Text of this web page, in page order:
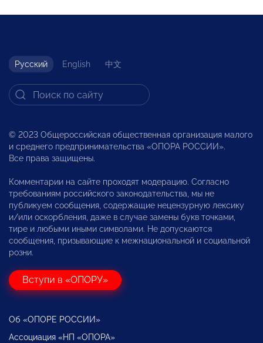
Русский English 中文
© 2023 Общероссийская общественная организация малого
и среднего предпринимательства «ОПОРА РОССИИ».
Все права защищены.
Комментарии на сайте проходят модерацию. Согласно
требованиям российского законодательства, мы не
публикуем сообщения, содержащие нецензурную лексику
и/или оскорбления, даже в случае замены букв точками,
тире и любыми иными символами. Не допускаются
сообщения, призывающие к межнациональной и социальной
розни.
Вступи в «ОПОРУ»
Об «ОПОРЕ РОССИИ»
Ассоциация «НП «ОПОРА»